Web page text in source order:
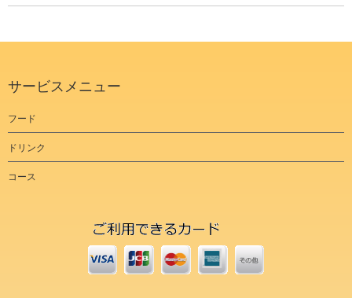
サービスメニュー
フード
ドリンク
コース